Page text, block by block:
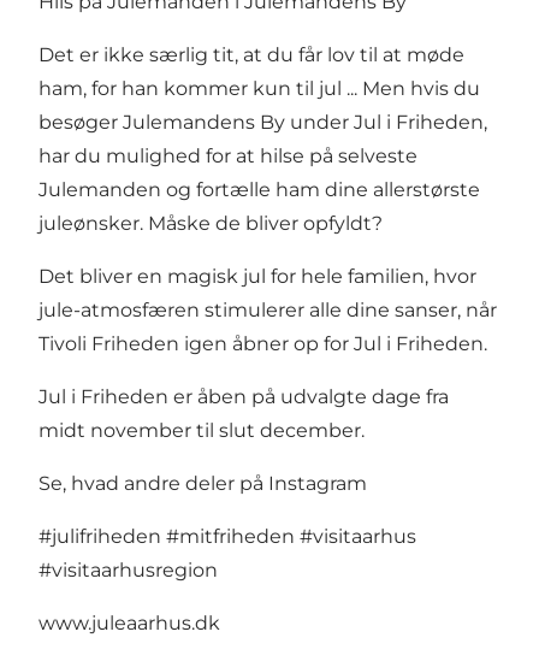
Det er ikke særlig tit, at du får lov til at møde
ham, for han kommer kun til jul ... Men hvis du
besøger Julemandens By under Jul i Friheden,
har du mulighed for at hilse på selveste
Julemanden og fortælle ham dine allerstørste
juleønsker. Måske de bliver opfyldt?
Det bliver en magisk jul for hele familien, hvor
jule-atmosfæren stimulerer alle dine sanser, når
Tivoli Friheden igen åbner op for Jul i Friheden.
Jul i Friheden er åben på udvalgte dage fra
midt november til slut december.
Se, hvad andre deler på Instagram
#julifriheden #mitfriheden #visitaarhus
#visitaarhusregion
www.juleaarhus.dk